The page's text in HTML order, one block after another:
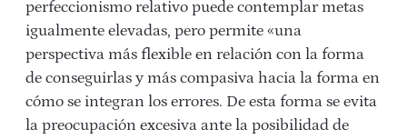
perfeccionismo relativo puede contemplar metas
igualmente elevadas, pero permite «una
perspectiva más flexible en relación con la forma
de conseguirlas y más compasiva hacia la forma en
cómo se integran los errores. De esta forma se evita
la preocupación excesiva ante la posibilidad de